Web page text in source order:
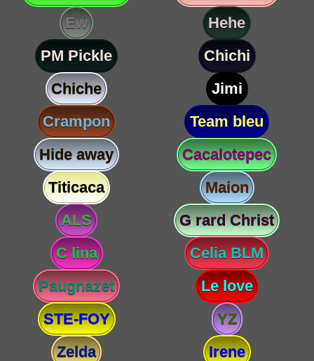
Ew
Hehe
PM Pickle
Chichi
Chiche
Jimi
Crampon
Team bleu
Hide away
Cacalotepec
Titicaca
Maion
ALS
G rard Christ
C lina
Celia BLM
Paugnazet
Le love
STE-FOY
YZ
Zelda
Irene